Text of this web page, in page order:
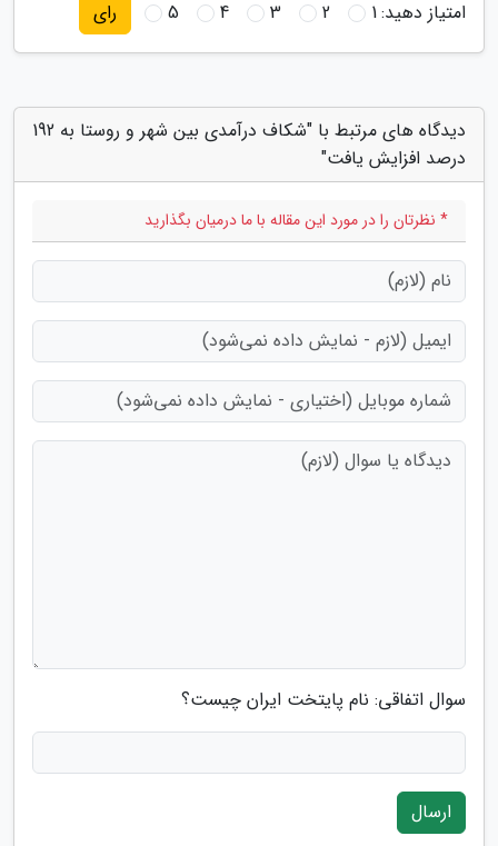
امتیاز دهید:1
2
3
4
5 رای
دیدگاه های مرتبط با "شکاف درآمدی بین شهر و روستا به 192
درصد افزایش یافت"
* نظرتان را در مورد این مقاله با ما درمیان بگذارید
سوال اتفاقی: نام پایتخت ایران چیست؟
ارسال